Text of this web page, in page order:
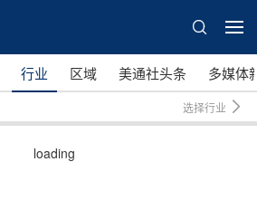
行业 区域 美通社头条 多媒体
选择行业
loading